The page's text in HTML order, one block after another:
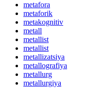
metafora
metaforik
metakognitiv
metall
metallist
metallist
metallizatsiya
metallografiya
metallurg
metallurgiya